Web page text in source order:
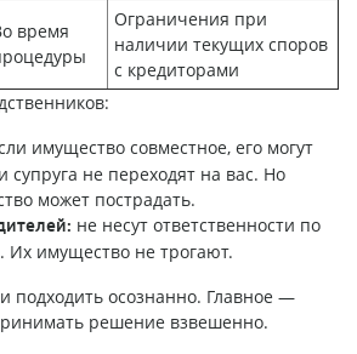
время
Ограничения при
наличии текущих споров
с кредиторами
имущество совместное, его могут
супруга не переходят на вас. Но
может пострадать.
не несут ответственности по
Их имущество не трогают.
подходить осознанно. Главное —
решение взвешенно.